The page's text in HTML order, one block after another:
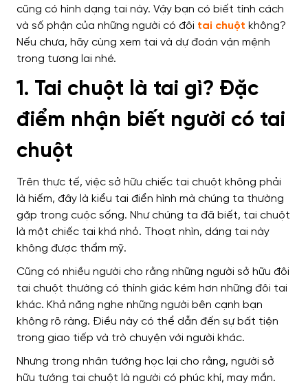
cũng có hình dạng tai này. Vậy bạn có biết tính cách
và số phận của những người có đôi tai chuột không?
Nếu chưa, hãy cùng xem tai và dự đoán vận mệnh
trong tương lai nhé.
1. Tai chuột là tai gì? Đặc
điểm nhận biết người có tai
chuột
Trên thực tế, việc sở hữu chiếc tai chuột không phải
là hiếm, đây là kiểu tai điển hình mà chúng ta thường
gặp trong cuộc sống. Như chúng ta đã biết, tai chuột
là một chiếc tai khá nhỏ. Thoạt nhìn, dáng tai này
không được thẩm mỹ.
Cũng có nhiều người cho rằng những người sở hữu đôi
tai chuột thường có thính giác kém hơn những đôi tai
khác. Khả năng nghe những người bên cạnh bạn
không rõ ràng. Điều này có thể dẫn đến sự bất tiện
trong giao tiếp và trò chuyện với người khác.
Nhưng trong nhân tướng học lại cho rằng, người sở
hữu tướng tai chuột là người có phúc khí, may mắn.